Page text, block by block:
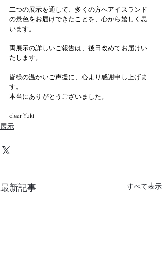
二つの展示を通して、多くの方へアイスランド
の景色をお届けできたことを、心から嬉しく思
います。
両展示の詳しいご報告は、後日改めてお届けい
たします。
皆様の温かいご声援に、心より感謝申し上げま
す。
本当にありがとうございました。
clear Yuki
展示
最新記事 すべて表示